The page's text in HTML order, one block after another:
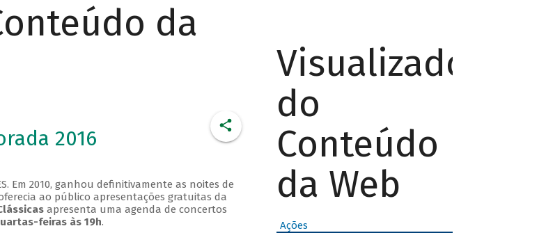
da
2016
Em 2010, ganhou definitivamente as noites de
ao público apresentações gratuitas da
apresenta uma agenda de concertos
feiras às 19h.
Visualizador
do
Conteúdo
da Web
Ações